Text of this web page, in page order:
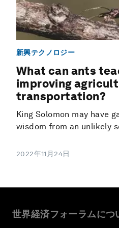
新興テクノロジー
What can ants
improving
transportation?
King Solomon may have
wisdom from an unlikely
2022年11月24日
世界経済フォーラムにつ